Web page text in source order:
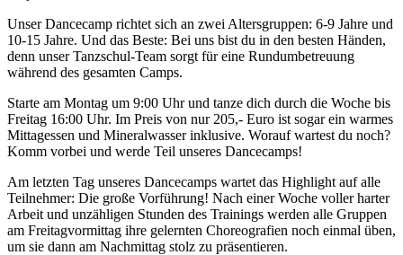
Unser Dancecamp richtet sich an zwei Altersgruppen: 6-9 Jahre und
10-15 Jahre. Und das Beste: Bei uns bist du in den besten Händen,
denn unser Tanzschul-Team sorgt für eine Rundumbetreuung
während des gesamten Camps.
Starte am Montag um 9:00 Uhr und tanze dich durch die Woche bis
Freitag 16:00 Uhr. Im Preis von nur 205,- Euro ist sogar ein warmes
Mittagessen und Mineralwasser inklusive. Worauf wartest du noch?
Komm vorbei und werde Teil unseres Dancecamps!
Am letzten Tag unseres Dancecamps wartet das Highlight auf alle
Teilnehmer: Die große Vorführung! Nach einer Woche voller harter
Arbeit und unzähligen Stunden des Trainings werden alle Gruppen
am Freitagvormittag ihre gelernten Choreografien noch einmal üben,
um sie dann am Nachmittag stolz zu präsentieren.